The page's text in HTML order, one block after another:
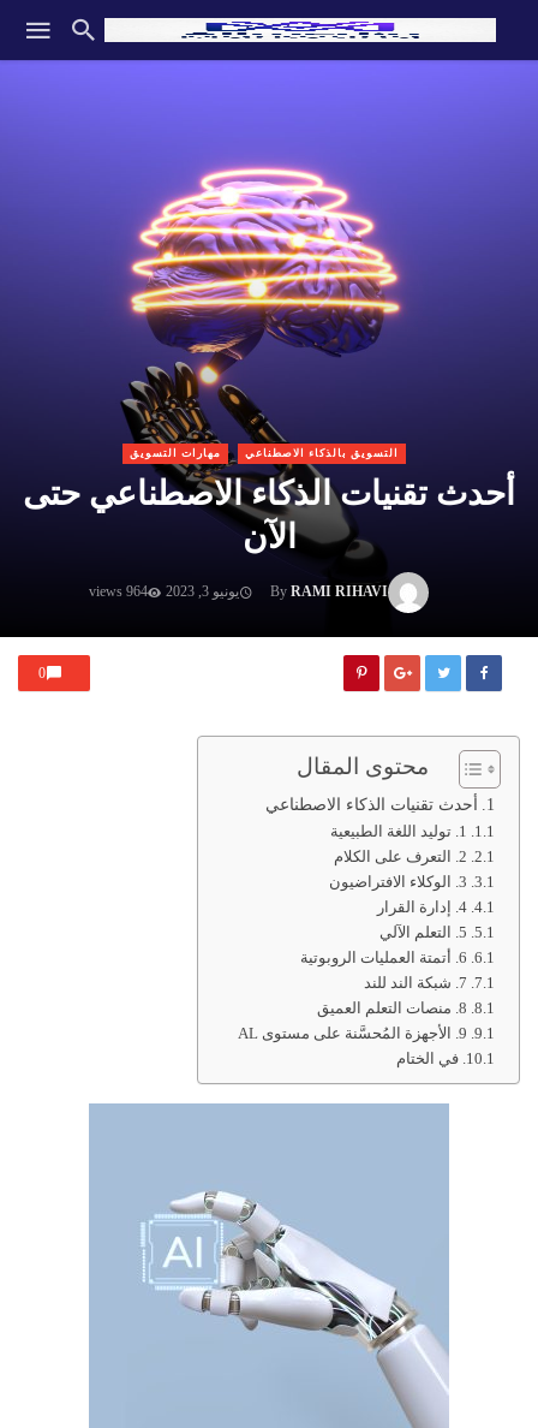
التسويق بالذكاء الاصطناعي مهارات التسويق
أحدث تقنيات الذكاء الاصطناعي حتى
الآن
ByRAMI RIHAVI يونيو 3, 2023 964 views
0
محتوى المقال
أحدث تقنيات الذكاء الاصطناعي
1. توليد اللغة الطبيعية
2. التعرف على الكلام
3. الوكلاء الافتراضيون
4. إدارة القرار
5. التعلم الآلي
6. أتمتة العمليات الروبوتية
7. شبكة الند للند
8. منصات التعلم العميق
9. الأجهزة المُحسَّنة على مستوى AL
في الختام